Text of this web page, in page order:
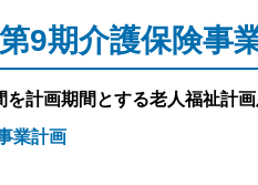
9期介護保険事
計画期間とする老人福祉計
業計画